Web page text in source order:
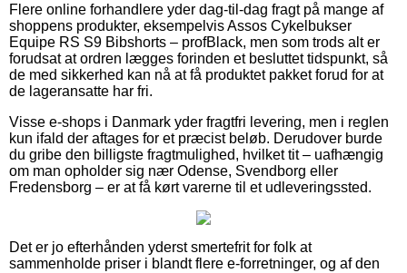
Flere online forhandlere yder dag-til-dag fragt på mange af
shoppens produkter, eksempelvis Assos Cykelbukser
Equipe RS S9 Bibshorts – profBlack, men som trods alt er
forudsat at ordren lægges forinden et besluttet tidspunkt, så
de med sikkerhed kan nå at få produktet pakket forud for at
de lageransatte har fri.
Visse e-shops i Danmark yder fragtfri levering, men i reglen
kun ifald der aftages for et præcist beløb. Derudover burde
du gribe den billigste fragtmulighed, hvilket tit – uafhængig
om man opholder sig nær Odense, Svendborg eller
Fredensborg – er at få kørt varerne til et udleveringssted.
Det er jo efterhånden yderst smertefrit for folk at
sammenholde priser i blandt flere e-forretninger, og af den